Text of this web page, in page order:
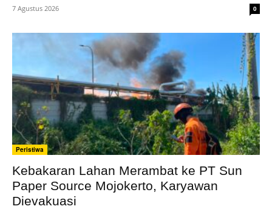
7 Agustus 2026 0
Peristiwa
Kebakaran Lahan Merambat ke PT Sun
Paper Source Mojokerto, Karyawan
Dievakuasi